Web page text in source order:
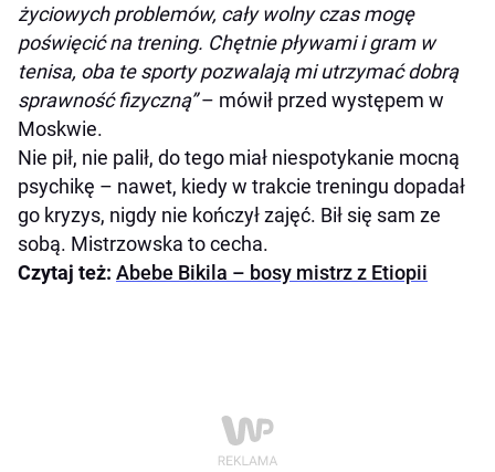
życiowych problemów, cały wolny czas mogę
poświęcić na trening. Chętnie pływami i gram w
tenisa, oba te sporty pozwalają mi utrzymać dobrą
sprawność fizyczną”– mówił przed występem w
Moskwie.
Nie pił, nie palił, do tego miał niespotykanie mocną
psychikę – nawet, kiedy w trakcie treningu dopadał
go kryzys, nigdy nie kończył zajęć. Bił się sam ze
sobą. Mistrzowska to cecha.
Czytaj też: Abebe Bikila – bosy mistrz z Etiopii